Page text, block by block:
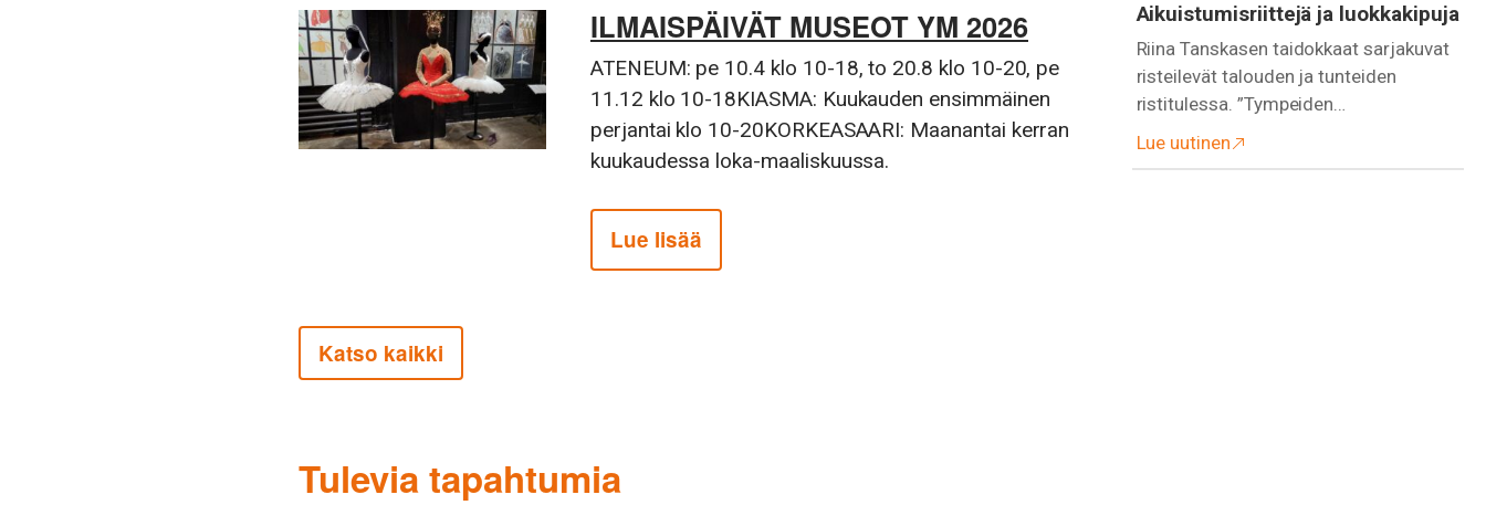
ILMAISPÄIVÄT MUSEOT YM 2026
ATENEUM: pe 10.4 klo 10-18, to 20.8 klo 10-20, pe
11.12 klo 10-18KIASMA: Kuukauden ensimmäinen
perjantai klo 10-20KORKEASAARI: Maanantai kerran
kuukaudessa loka-maaliskuussa.
Lue lisää
Katso kaikki
Tulevia tapahtumia
Aikuistumisriittejä ja luokkakipuja
Riina Tanskasen taidokkaat sarjakuvat
risteilevät talouden ja tunteiden
ristitulessa. ”Tympeiden…
Lue uutinen